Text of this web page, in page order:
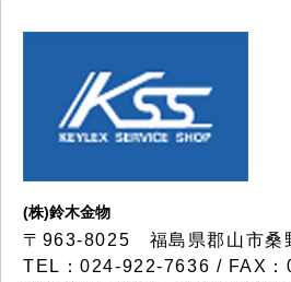
(株)鈴木金物
〒963-8025 福島県郡山市桑
TEL：024-922-7636 / FAX